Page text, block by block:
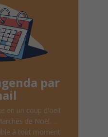
par
en un coup d'oeil
de Noël, ...
à tout moment